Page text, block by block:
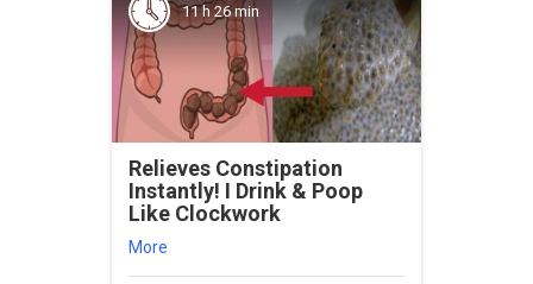
11 h 26 min
Relieves Constipation
Instantly! I Drink & Poop
Like Clockwork
More